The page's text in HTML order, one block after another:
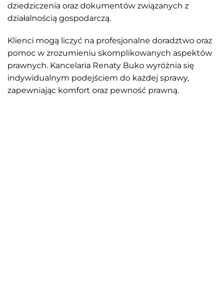
dziedziczenia oraz dokumentów związanych z
działalnością gospodarczą.
Klienci mogą liczyć na profesjonalne doradztwo oraz
pomoc w zrozumieniu skomplikowanych aspektów
prawnych. Kancelaria Renaty Buko wyróżnia się
indywidualnym podejściem do każdej sprawy,
zapewniając komfort oraz pewność prawną.